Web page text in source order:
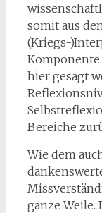
somit aus
(Kriegs-
hier gesagt
Bereiche
Wie dem
ganze